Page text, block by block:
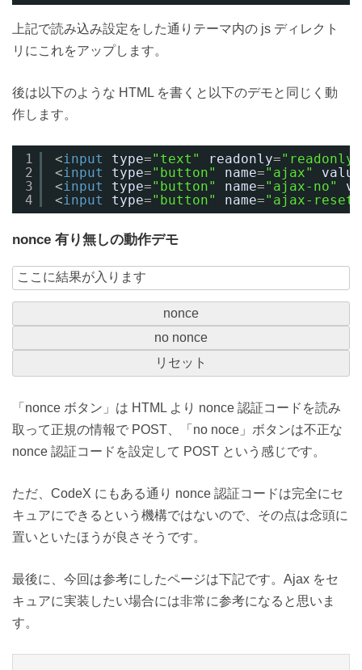
上記で読み込み設定をした通りテーマ内の js ディレクト
リにこれをアップします。
後は以下のような HTML を書くと以下のデモと同じく動
作します。
1
2
3
4
<input type="text" readonly="readonly"
<input type="button" name="ajax"
value
<input type="button" name="ajax-no"
<input type="button" name="ajax-reset"
nonce 有り無しの動作デモ
「nonce ボタン」は HTML より nonce 認証コードを読み
取って正規の情報で POST、「no noce」ボタンは不正な
nonce 認証コードを設定して POST という感じです。
ただ、CodeX にもある通り nonce 認証コードは完全にセ
キュアにできるという機構ではないので、その点は念頭に
置いといたほうが良さそうです。
最後に、今回は参考にしたページは下記です。Ajax をセ
キュアに実装したい場合には非常に参考になると思いま
す。